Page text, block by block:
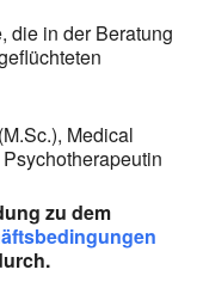
die in der Beratung
Medical
zu dem